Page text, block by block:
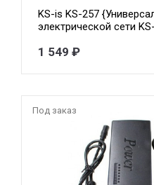
KS-is KS-257
электрической сети
1 549 ₽
Под заказ